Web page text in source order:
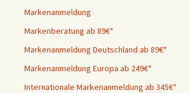
Markenanmeldung
Markenberatung ab 89€*
Markenanmeldung Deutschland ab 89€*
Markenanmeldung Europa ab 249€*
Internationale Markenanmeldung ab 345€*